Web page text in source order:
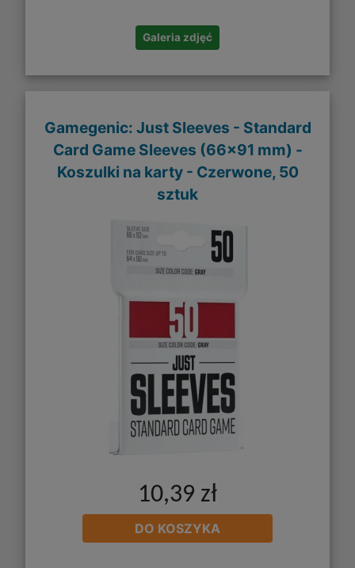
Galeria zdjęć
Gamegenic: Just Sleeves - Standard
Card Game Sleeves (66x91 mm) -
Koszulki na karty - Czerwone, 50
sztuk
10,39 zł
DO KOSZYKA